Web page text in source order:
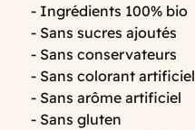
- Ingrédients 100% bio
- Sans sucres ajoutés
- Sans conservateurs
- Sans colorant artificiel
- Sans arôme artificiel
- Sans gluten